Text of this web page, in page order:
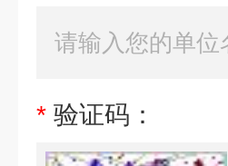
* 验证码：